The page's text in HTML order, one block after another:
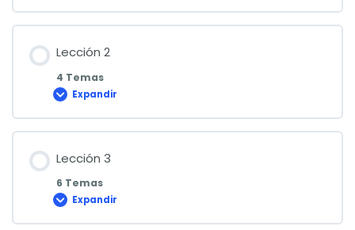
Lección 2
4 Temas
Expandir
Lección
Lección 3
6 Temas
Expandir
Lección